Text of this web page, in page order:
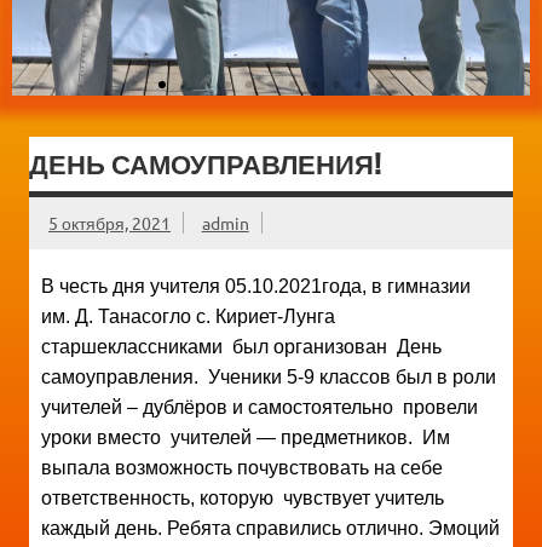
ДЕНЬ САМОУПРАВЛЕНИЯ!
5 октября, 2021 admin
В честь дня учителя 05.10.2021года, в гимназии
им. Д. Танасогло с. Кириет-Лунга
старшеклассниками был организован День
самоуправления. Ученики 5-9 классов был в роли
учителей – дублёров и самостоятельно провели
уроки вместо учителей — предметников. Им
выпала возможность почувствовать на себе
ответственность, которую чувствует учитель
каждый день. Ребята справились отлично. Эмоций